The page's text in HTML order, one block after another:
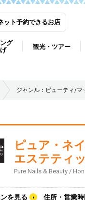
ット予約できるお店
グ
観光・ツアー
ジャンル：ビューティ/マ
ピュア・ネ
エステティ
Pure Nails & Beauty /
を見る 住所・営業時